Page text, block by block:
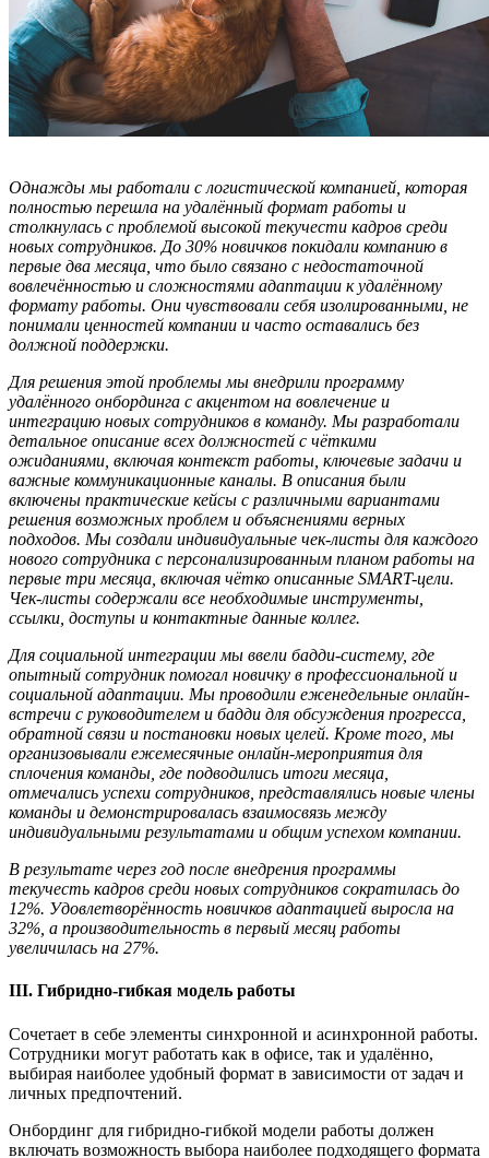
Однажды мы работали с логистической компанией, которая
полностью перешла на удалённый формат работы и
столкнулась с проблемой высокой текучести кадров среди
новых сотрудников. До 30% новичков покидали компанию в
первые два месяца, что было связано с недостаточной
вовлечённостью и сложностями адаптации к удалённому
формату работы. Они чувствовали себя изолированными, не
понимали ценностей компании и часто оставались без
должной поддержки.
Для решения этой проблемы мы внедрили программу
удалённого онбординга с акцентом на вовлечение и
интеграцию новых сотрудников в команду. Мы разработали
детальное описание всех должностей с чёткими
ожиданиями, включая контекст работы, ключевые задачи и
важные коммуникационные каналы. В описания были
включены практические кейсы с различными вариантами
решения возможных проблем и объяснениями верных
подходов. Мы создали индивидуальные чек-листы для каждого
нового сотрудника с персонализированным планом работы на
первые три месяца, включая чётко описанные SMART-цели.
Чек-листы содержали все необходимые инструменты,
ссылки, доступы и контактные данные коллег.
Для социальной интеграции мы ввели бадди-систему, где
опытный сотрудник помогал новичку в профессиональной и
социальной адаптации. Мы проводили еженедельные онлайн-
встречи с руководителем и бадди для обсуждения прогресса,
обратной связи и постановки новых целей. Кроме того, мы
организовывали ежемесячные онлайн-мероприятия для
сплочения команды, где подводились итоги месяца,
отмечались успехи сотрудников, представлялись новые члены
команды и демонстрировалась взаимосвязь между
индивидуальными результатами и общим успехом компании.
В результате через год после внедрения программы
текучесть кадров среди новых сотрудников сократилась до
12%. Удовлетворённость новичков адаптацией выросла на
32%, а производительность в первый месяц работы
увеличилась на 27%.
III. Гибридно-гибкая модель работы
Сочетает в себе элементы синхронной и асинхронной работы.
Сотрудники могут работать как в офисе, так и удалённо,
выбирая наиболее удобный формат в зависимости от задач и
личных предпочтений.
Онбординг для гибридно-гибкой модели работы должен
включать возможность выбора наиболее подходящего формата